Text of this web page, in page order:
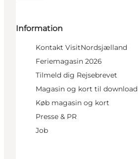
Information
Kontakt VisitNordsjælland
Feriemagasin 2026
Tilmeld dig Rejsebrevet
Magasin og kort til download
Køb magasin og kort
Presse & PR
Job